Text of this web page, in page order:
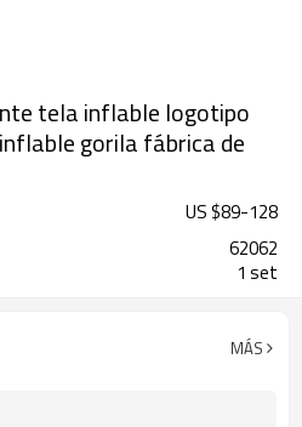
tela inflable logotipo
gorila fábrica de
US $89-128
62062
1 set
MÁS